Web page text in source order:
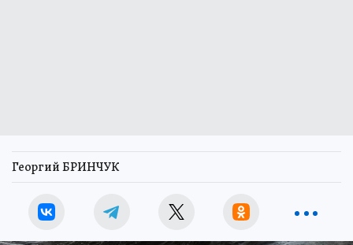
Георгий БРИНЧУК